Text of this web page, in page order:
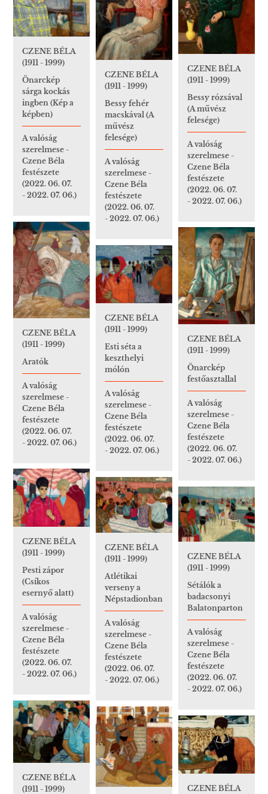
CZENE BÉLA
(1911 - 1999)
Önarckép
sárga kockás
ingben (Kép a
képben)
A valóság
szerelmese -
Czene Béla
festészete
(2022. 06. 07.
- 2022. 07. 06.)
CZENE BÉLA
(1911 - 1999)
Bessy fehér
macskával (A
művész
felesége)
A valóság
szerelmese -
Czene Béla
festészete
(2022. 06. 07.
- 2022. 07. 06.)
CZENE BÉLA
(1911 - 1999)
Bessy rózsával
(A művész
felesége)
A valóság
szerelmese -
Czene Béla
festészete
(2022. 06. 07.
- 2022. 07. 06.)
CZENE BÉLA
(1911 - 1999)
Aratók
A valóság
szerelmese -
Czene Béla
festészete
(2022. 06. 07.
- 2022. 07. 06.)
CZENE BÉLA
(1911 - 1999)
Önarckép
festőasztallal
A valóság
szerelmese -
Czene Béla
festészete
(2022. 06. 07.
- 2022. 07. 06.)
CZENE BÉLA
(1911 - 1999)
Esti séta a
keszthelyi
mólón
A valóság
szerelmese -
Czene Béla
festészete
(2022. 06. 07.
- 2022. 07. 06.)
CZENE BÉLA
(1911 - 1999)
Pesti zápor
(Csíkos
esernyő alatt)
A valóság
szerelmese -
Czene Béla
festészete
(2022. 06. 07.
- 2022. 07. 06.)
CZENE BÉLA
(1911 - 1999)
Atlétikai
verseny a
Népstadionban
A valóság
szerelmese -
Czene Béla
festészete
(2022. 06. 07.
- 2022. 07. 06.)
CZENE BÉLA
(1911 - 1999)
Sétálók a
badacsonyi
Balatonparton
A valóság
szerelmese -
Czene Béla
festészete
(2022. 06. 07.
- 2022. 07. 06.)
CZENE BÉLA
(1911 - 1999)
CZENE BÉLA